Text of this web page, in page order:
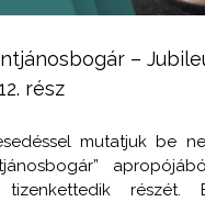
–
rész
mutatjuk be
tizenkettedik részét.